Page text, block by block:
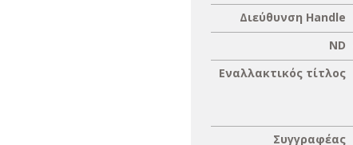
Διεύθυνση Handle
ND
Εναλλακτικός τίτλος
Συγγραφέας